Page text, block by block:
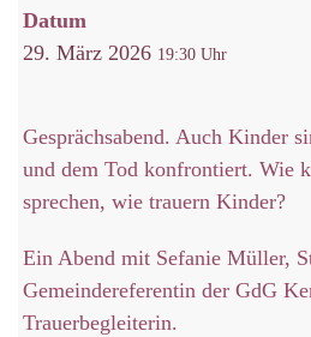
Datum
29. März 2026 19:30
Gesprächsabend. Auch Kinder
und dem Tod konfrontiert. Wie
sprechen, wie trauern Kinder?
Ein Abend mit Sefanie Müller,
Gemeindereferentin der GdG
Trauerbegleiterin.